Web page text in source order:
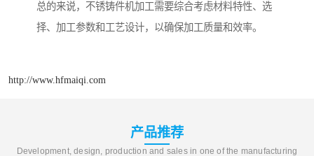
总的来说，不锈铸件机加工需要综合考虑材料特性、选
择、加工参数和工艺设计，以确保加工质量和效率。
http://www.hfmaiqi.com
产品推荐
Development, design, production and sales in one of the manufacturing